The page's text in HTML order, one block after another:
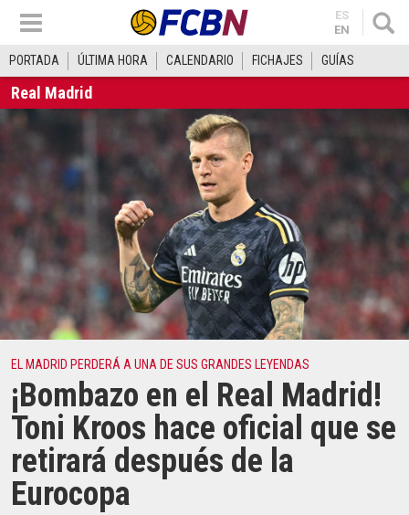
ES
EN
PORTADA ÚLTIMA HORA CALENDARIO FICHAJES GUÍAS
Real Madrid
EL MADRID PERDERÁ A UNA DE SUS GRANDES LEYENDAS
¡Bombazo en el Real Madrid!
Toni Kroos hace oficial que se
retirará después de la
Eurocopa